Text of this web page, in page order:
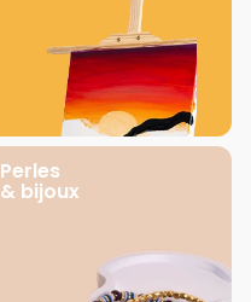
Perles
& bijoux